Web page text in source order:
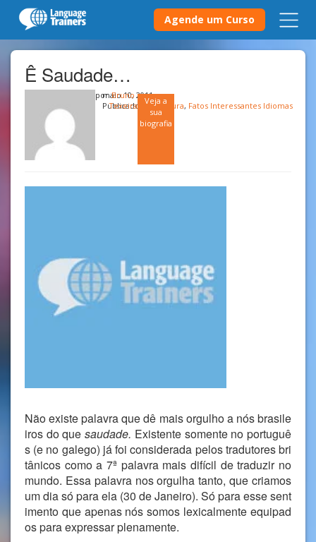
Agende um Curso
Ê Saudade…
por Bruno
Texeira
Veja a
sua
biografia
maio 10, 2011
Publicado emCultura, Fatos Interessantes Idiomas
Não existe palavra que dê mais orgulho a nós brasile
iros do quesaudade. Existente somente no portuguê
s (e no galego) já foi considerada pelos tradutores bri
tânicos como a 7ª palavra mais difícil de traduzir no
mundo. Essa palavra nos orgulha tanto, que criamos
um dia só para ela (30 de Janeiro). Só para esse sent
imento que apenas nós somos lexicalmente equipad
os para expressar plenamente.